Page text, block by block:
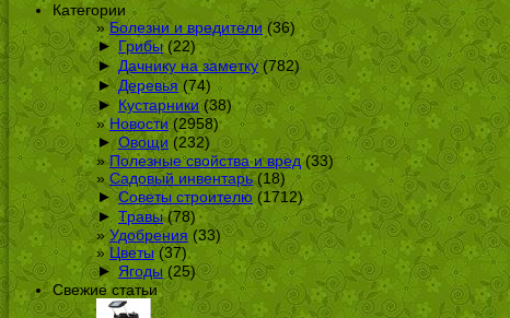
Категории
Болезни и вредители (36)
► Грибы(22)
► Дачнику на заметку(782)
► Деревья(74)
► Кустарники(38)
Новости(2958)
► Овощи (232)
Полезные свойства и вред(33)
Садовый инвентарь(18)
► Советы строителю(1712)
► Травы(78)
Удобрения (33)
Цветы(37)
► Ягоды (25)
Свежие статьи